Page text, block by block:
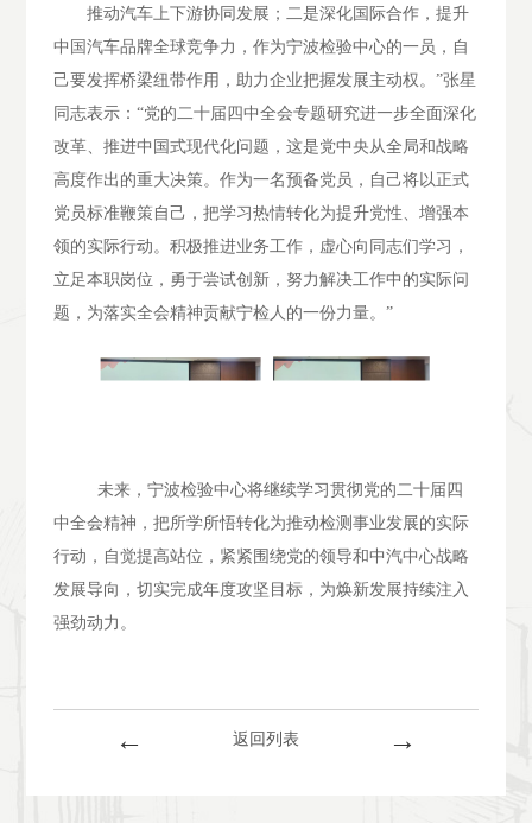
推动汽车上下游协同发展；二是深化国际合作，提升
中国汽车品牌全球竞争力，作为宁波检验中心的一员，自
己要发挥桥梁纽带作用，助力企业把握发展主动权。 ”张星
同志表示：“党的二十届四中全会专题研究进一步全面深化
改革、推进中国式现代化问题，这是党中央从全局和战略
高度作出的重大决策。作为一名预备党员，自己将以正式
党员标准鞭策自己，把学习热情转化为提升党性、增强本
领的实际行动。积极推进业务工作，虚心向同志们学习，
立足本职岗位，勇于尝试创新，努力解决工作中的实际问
题，为落实全会精神贡献宁检人的一份力量。”
未来，宁波检验中心将继续学习贯彻党的二十届四
中全会精神，把所学所悟转化为推动检测事业发展的实际
行动，自觉提高站位，紧紧围绕党的领导和中汽中心战略
发展导向，切实完成年度攻坚目标，为焕新发展持续注入
强劲动力。
← 返回列表 →